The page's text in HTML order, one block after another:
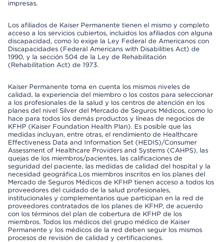
impresas.
Los afiliados de Kaiser Permanente tienen el mismo y completo
acceso a los servicios cubiertos, incluidos los afiliados con alguna
discapacidad, como lo exige la Ley Federal de Americanos con
Discapacidades (Federal Americans with Disabilities Act) de
1990, y la sección 504 de la Ley de Rehabilitación
(Rehabilitation Act) de 1973.
Kaiser Permanente toma en cuenta los mismos niveles de
calidad, la experiencia del miembro o los costos para seleccionar
a los profesionales de la salud y los centros de atención en los
planes del nivel Silver del Mercado de Seguros Médicos, como lo
hace para todos los demás productos y líneas de negocios de
KFHP (Kaiser Foundation Health Plan). Es posible que las
medidas incluyan, entre otras, el rendimiento de Healthcare
Effectiveness Data and Information Set (HEDIS)/Consumer
Assessment of Healthcare Providers and Systems (CAHPS), las
quejas de los miembros/pacientes, las calificaciones de
seguridad del paciente, las medidas de calidad del hospital y la
necesidad geográfica.Los miembros inscritos en los planes del
Mercado de Seguros Médicos de KFHP tienen acceso a todos los
proveedores del cuidado de la salud profesionales,
institucionales y complementarios que participan en la red de
proveedores contratados de los planes de KFHP, de acuerdo
con los términos del plan de cobertura de KFHP de los
miembros. Todos los médicos del grupo médico de Kaiser
Permanente y los médicos de la red deben seguir los mismos
procesos de revisión de calidad y certificaciones.